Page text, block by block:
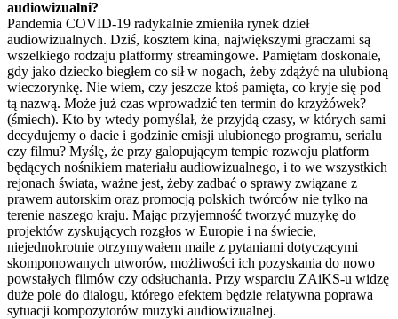
audiowizualni?
Pandemia COVID-19 radykalnie zmieniła rynek dzieł
audiowizualnych. Dziś, kosztem kina, największymi graczami są
wszelkiego rodzaju platformy streamingowe. Pamiętam doskonale,
gdy jako dziecko biegłem co sił w nogach, żeby zdążyć na ulubioną
wieczorynkę. Nie wiem, czy jeszcze ktoś pamięta, co kryje się pod
tą nazwą. Może już czas wprowadzić ten termin do krzyżówek?
(śmiech). Kto by wtedy pomyślał, że przyjdą czasy, w których sami
decydujemy o dacie i godzinie emisji ulubionego programu, serialu
czy filmu? Myślę, że przy galopującym tempie rozwoju platform
będących nośnikiem materiału audiowizualnego, i to we wszystkich
rejonach świata, ważne jest, żeby zadbać o sprawy związane z
prawem autorskim oraz promocją polskich twórców nie tylko na
terenie naszego kraju. Mając przyjemność tworzyć muzykę do
projektów zyskujących rozgłos w Europie i na świecie,
niejednokrotnie otrzymywałem maile z pytaniami dotyczącymi
skomponowanych utworów, możliwości ich pozyskania do nowo
powstałych filmów czy odsłuchania. Przy wsparciu ZAiKS-u widzę
duże pole do dialogu, którego efektem będzie relatywna poprawa
sytuacji kompozytorów muzyki audiowizualnej.